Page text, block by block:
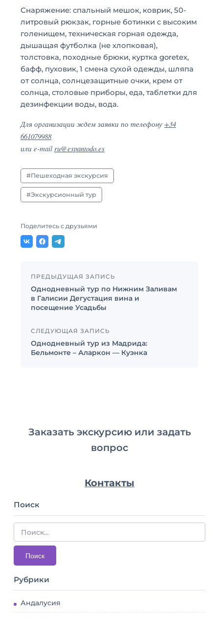
Снаряжение: спальный мешок, коврик, 50-
литровый рюкзак, горные ботинки с высоким
голенищем, техническая горная одежда,
дышащая футболка (не хлопковая),
толстовка, походные брюки, куртка goretex,
бафф, пуховик, 1 смена сухой одежды, шляпа
от солнца, солнцезащитные очки, крем от
солнца, столовые приборы, еда, таблетки для
дезинфекции воды, вода.
Для организации ждем заявки по телефону +34
661079988
или e-mail ru@espantodo.es
Пешеходная экскурсия
Экскурсионный тур
Поделитесь с друзьями
ПРЕДЫДУЩАЯ ЗАПИСЬ
Однодневный тур по Нижним Заливам
в Галисии Дегустация вина и
посещение Усадьбы
СЛЕДУЮЩАЯ ЗАПИСЬ
Однодневный тур из Мадрида:
Бельмонте – Аларкон — Куэнка
Заказать экскурсию или задать
вопрос
Контакты
Поиск
Рубрики
Андалусия